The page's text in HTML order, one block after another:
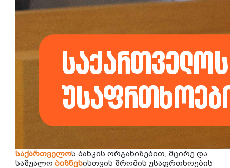
საქართველოს ბანკის ორგანიზებით, მცირე და
საშუალო ბიზნესისთვის შრომის უსაფრთხოების